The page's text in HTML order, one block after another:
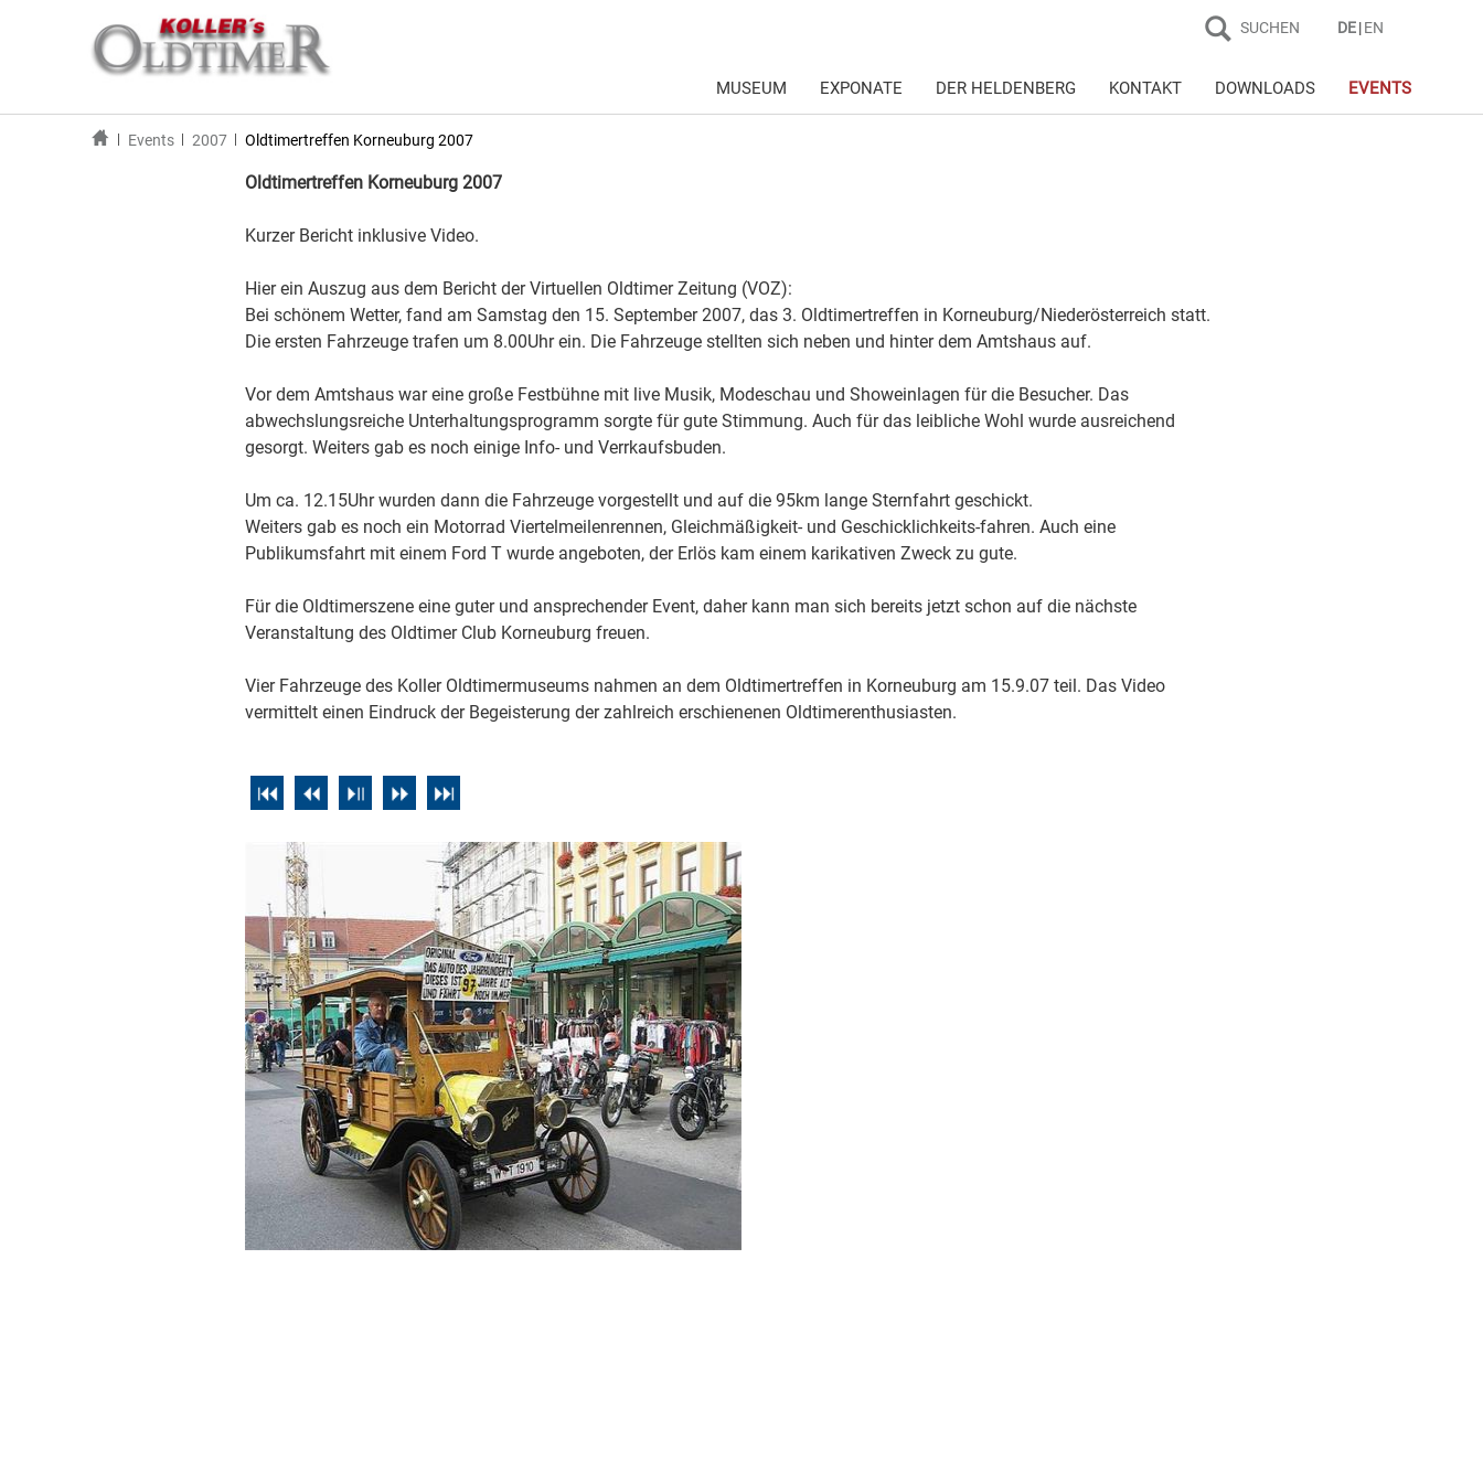
SUCHEN DE EN
MUSEUM EXPONATE DER HELDENBERG KONTAKT DOWNLOADS EVENTS
Events 2007 Oldtimertreffen Korneuburg 2007
Oldtimertreffen Korneuburg 2007
Kurzer Bericht inklusive Video.
Hier ein Auszug aus dem Bericht der Virtuellen Oldtimer Zeitung (VOZ):
Bei schönem Wetter, fand am Samstag den 15. September 2007, das 3. Oldtimertreffen in Korneuburg/Niederösterreich statt.
Die ersten Fahrzeuge trafen um 8.00Uhr ein. Die Fahrzeuge stellten sich neben und hinter dem Amtshaus auf.
Vor dem Amtshaus war eine große Festbühne mit live Musik, Modeschau und Showeinlagen für die Besucher. Das
abwechslungsreiche Unterhaltungsprogramm sorgte für gute Stimmung. Auch für das leibliche Wohl wurde ausreichend
gesorgt. Weiters gab es noch einige Info- und Verrkaufsbuden.
Um ca. 12.15Uhr wurden dann die Fahrzeuge vorgestellt und auf die 95km lange Sternfahrt geschickt.
Weiters gab es noch ein Motorrad Viertelmeilenrennen, Gleichmäßigkeit- und Geschicklichkeits-fahren. Auch eine
Publikumsfahrt mit einem Ford T wurde angeboten, der Erlös kam einem karikativen Zweck zu gute.
Für die Oldtimerszene eine guter und ansprechender Event, daher kann man sich bereits jetzt schon auf die nächste
Veranstaltung des Oldtimer Club Korneuburg freuen.
Vier Fahrzeuge des Koller Oldtimermuseums nahmen an dem Oldtimertreffen in Korneuburg am 15.9.07 teil. Das Video
vermittelt einen Eindruck der Begeisterung der zahlreich erschienenen Oldtimerenthusiasten.